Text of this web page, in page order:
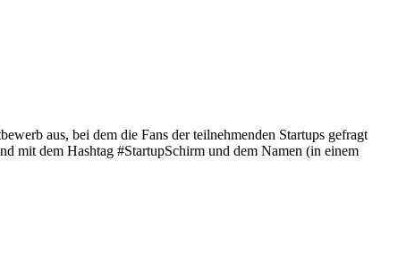
aus, bei dem die Fans der teilnehmenden Startups gefragt
mit dem Hashtag #StartupSchirm und dem Namen (in einem